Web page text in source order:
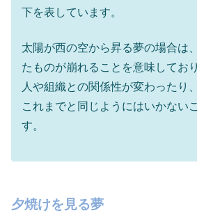
下を表しています。
太陽が西の空から昇る夢の場合は
たものが崩れることを意味してお
人や組織との関係性が変わったり
これまでと同じようにはいかない
す。
夕焼けを見る夢